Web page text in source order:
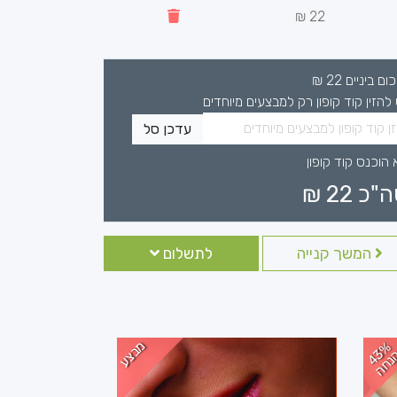
22 ₪
ביניים 22
₪
להזין קוד קופון רק למבצעים מיוחדים
עדכן סל
הוכנס קוד קופון
22
₪
המשך קנייה לתשלום
מבצע 4
%
נ
ח